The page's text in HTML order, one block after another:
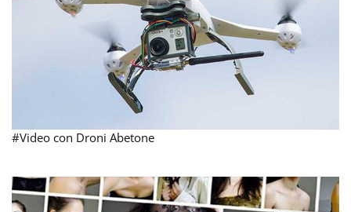
#Video con Droni Abetone